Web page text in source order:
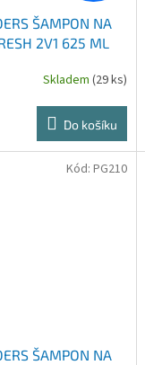
ŠAMPON NA
2V1 625 ML
Skladem (29 ks)
Do košíku
ŠAMPON NA
Kód: PG210